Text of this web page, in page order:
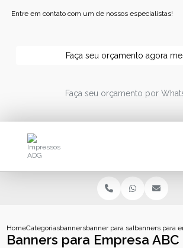
Entre em contato com um de nossos especialistas!
Faça seu orçamento agora
Faça seu orçamento por
HomeCategoriasbannersbanner para salaobanners para
Banners para Empresa ABC